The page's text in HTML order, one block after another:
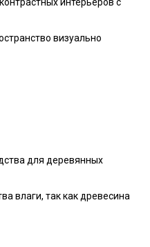
интерьеров с
визуально
для деревянных
влаги, так как древесина